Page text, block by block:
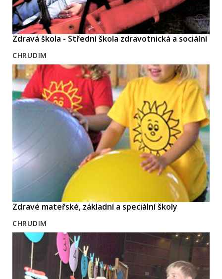
Zdravá škola - Střední škola zdravotnická a sociální
CHRUDIM
Zdravé mateřské, základní a speciální školy
CHRUDIM